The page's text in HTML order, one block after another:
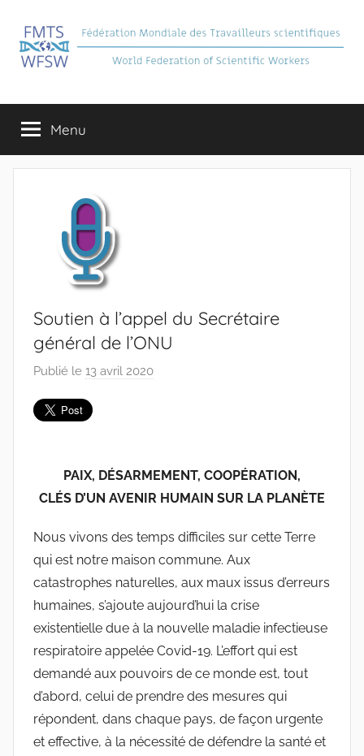
contenu
FMTS
des
Travailleurs
Scientifiques
Menu
Soutien à l’appel du Secrétaire
général de l’ONU
Publié le 13 avril 2020
d
r
J
a
e
g
e
PAIX, DÉSARMEMENT, COOPÉRATION,
CLÉS D’UN AVENIR HUMAIN SUR LA PLANÈTE
Nous vivons des temps difficiles sur cette Terre
qui est notre maison commune. Aux
catastrophes naturelles, aux maux issus d’erreurs
humaines, s’ajoute aujourd’hui la crise
existentielle due à la nouvelle maladie infectieuse
respiratoire appelée Covid-19. L’effort qui est
demandé aux pouvoirs de ce monde est, tout
d’abord, celui de prendre des mesures qui
répondent, dans chaque pays, de façon urgente
et effective, à la nécessité de défendre la santé et